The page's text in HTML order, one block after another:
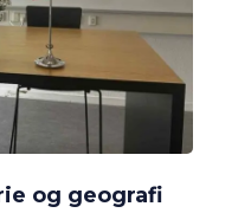
og geografi